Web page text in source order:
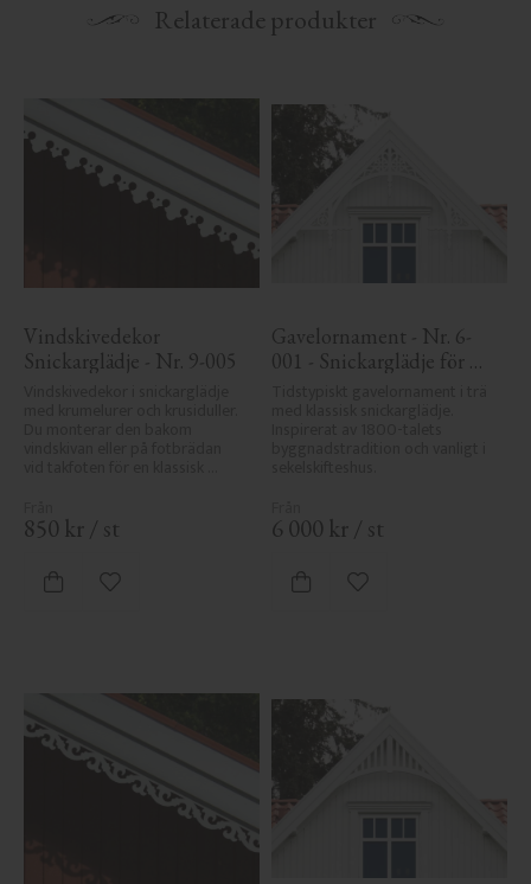
Relaterade produkter
Vindskivedekor
Snickarglädje - Nr. 9-005
850 kr / st
Lägg till i favoriter
Gavelornament - Nr. 6-
001 - Snickarglädje för
6 000 kr / st
Lägg till i favoriter